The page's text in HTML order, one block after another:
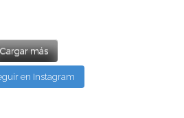
Cargar más
en Instagram